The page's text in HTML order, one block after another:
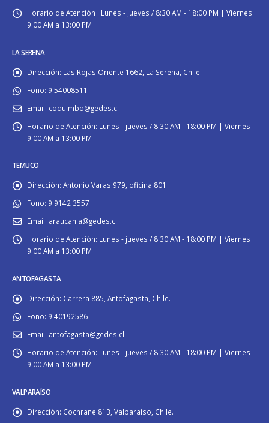
Horario de Atención : Lunes - jueves / 8:30 AM - 18:00 PM | Viernes
9:00 AM a 13:00 PM
LA SERENA
Dirección: Las Rojas Oriente 1662, La Serena, Chile.
Fono: 9 54008511
Email: coquimbo@gedes.cl
Horario de Atención: Lunes - jueves / 8:30 AM - 18:00 PM | Viernes
9:00 AM a 13:00 PM
TEMUCO
Dirección: Antonio Varas 979, oficina 801
Fono: 9 9142 3557
Email: araucania@gedes.cl
Horario de Atención: Lunes - jueves / 8:30 AM - 18:00 PM | Viernes
9:00 AM a 13:00 PM
ANTOFAGASTA
Dirección: Carrera 885, Antofagasta, Chile.
Fono: 9 40192586
Email: antofagasta@gedes.cl
Horario de Atención: Lunes - jueves / 8:30 AM - 18:00 PM | Viernes
9:00 AM a 13:00 PM
VALPARAÍSO
Dirección: Cochrane 813, Valparaíso, Chile.